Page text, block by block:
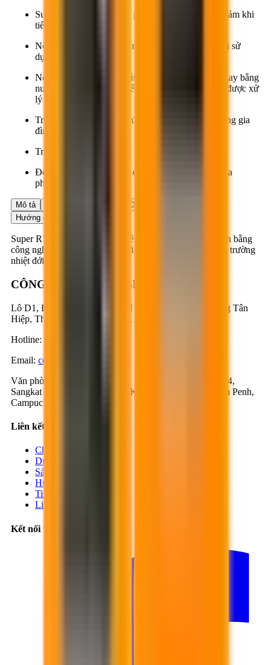
Super R7 Original có thể gây dị ứng với da nhạy cảm khi
tiếp xúc lâu.
Nên mang khẩu trang, găng tay và kính bảo hộ khi sử
dụng.
Nếu sản phẩm rơi vào mắt, mũi, miệng, cần rửa ngay bằng
nước sạch nhiều lần và đến cơ sở y tế gần nhất để được xử
lý kịp thời.
Tránh để sản phẩm tiếp xúc với thực phẩm, vật dụng gia
đình.
Tránh xa tầm với trẻ em.
Đổ bỏ sản phẩm dư thừa đúng nơi quy định của địa
phương.
Mô tả
Dữ liệu sản phẩm
Hướng dẫn ứng dụng
Super R7 Original là phụ gia siêu hóa dẻo được phát triển bằng
công nghệ đặc biệt, phù hợp với điều kiện ứng dụng môi trường
nhiệt đới.
CÔNG TY CỔ PHẦN BESTMIX
Lô D1, Đường D1 & N3, KCN Nam Tân Uyên, Phường Tân
Hiệp, Thành phố Hồ Chí Minh, Việt Nam
Hotline:
Email: contact@bestmix.vn
Văn phòng Campuchia
Số 1K, Đường 371, Phum Trea 4,
Sangkat Steung Mean Chey 3, Khan Mean Chey, Phnom Penh,
Campuchia
Liên kết nhanh
Chi nhánh
Dự án
Sản phẩm
Hướng dẫn
Tin tức
Liên hệ
Kết nối với chúng tôi